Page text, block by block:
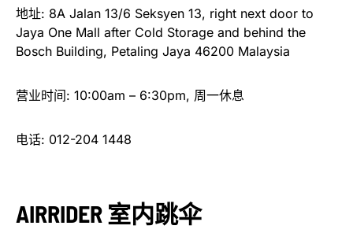
地址: 8A Jalan 13/6 Seksyen 13, right next door to
Jaya One Mall after Cold Storage and behind the
Bosch Building, Petaling Jaya 46200 Malaysia
营业时间: 10:00am – 6:30pm, 周一休息
电话: 012-204 1448
AIRRIDER 室内跳伞